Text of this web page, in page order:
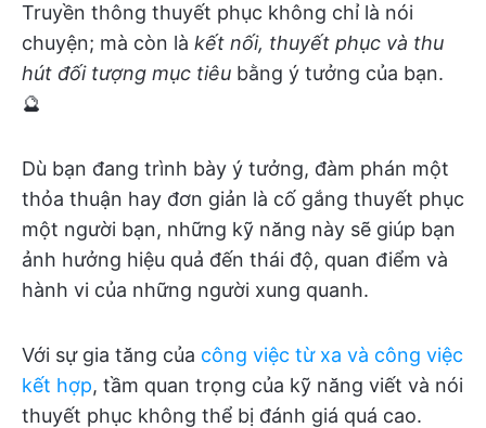
Truyền thông thuyết phục không chỉ là nói
chuyện; mà còn là kết nối, thuyết phục và thu
hút đối tượng mục tiêu bằng ý tưởng của bạn.
🔮
Dù bạn đang trình bày ý tưởng, đàm phán một
thỏa thuận hay đơn giản là cố gắng thuyết phục
một người bạn, những kỹ năng này sẽ giúp bạn
ảnh hưởng hiệu quả đến thái độ, quan điểm và
hành vi của những người xung quanh.
Với sự gia tăng của công việc từ xa và công việc
kết hợp, tầm quan trọng của kỹ năng viết và nói
thuyết phục không thể bị đánh giá quá cao.